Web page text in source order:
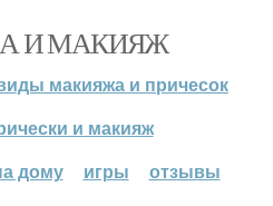
И МАКИЯЖ
макияжа и причесок
и макияж
дому
игры отзывы